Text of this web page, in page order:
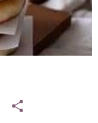
Share